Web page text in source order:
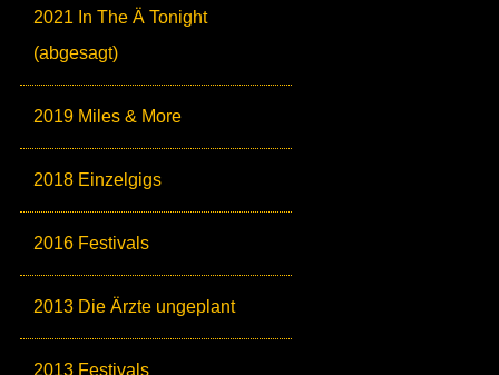
2021 In The Ä Tonight
(abgesagt)
2019 Miles & More
2018 Einzelgigs
2016 Festivals
2013 Die Ärzte ungeplant
2013 Festivals